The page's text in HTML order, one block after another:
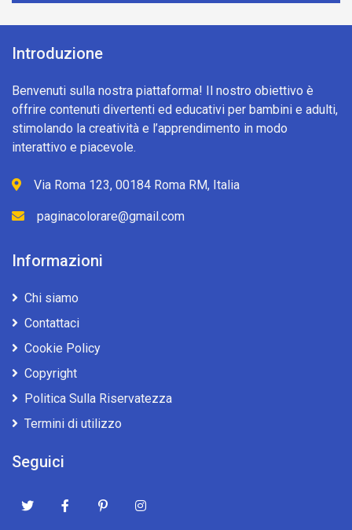
Introduzione
Benvenuti sulla nostra piattaforma! Il nostro obiettivo è
offrire contenuti divertenti ed educativi per bambini e adulti,
stimolando la creatività e l’apprendimento in modo
interattivo e piacevole.
Via Roma 123, 00184 Roma RM, Italia
paginacolorare@gmail.com
Informazioni
Chi siamo
Contattaci
Cookie Policy
Copyright
Politica Sulla Riservatezza
Termini di utilizzo
Seguici